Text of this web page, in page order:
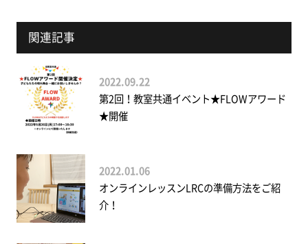
関連記事
2022.09.22
第2回！教室共通イベント★FLOWアワード
★開催
2022.01.06
オンラインレッスンLRCの準備方法をご紹
介！